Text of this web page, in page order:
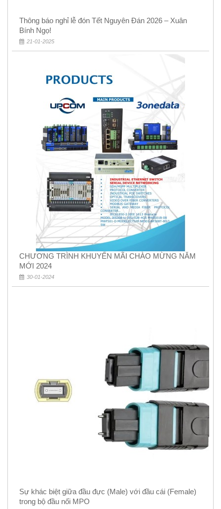
Thông báo nghỉ lễ đón Tết Nguyên Đán 2026 – Xuân
Bính Ngọ!
21-01-2025
CHƯƠNG TRÌNH KHUYẾN MÃI CHÀO MỪNG NĂM
MỚI 2024
30-01-2024
Sự khác biệt giữa đầu đực (Male) với đầu cái (Female)
trong bộ đầu nối MPO